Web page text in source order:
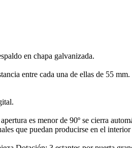
en chapa galvanizada.
entre cada una de ellas de 55 mm.
es menor de 90º se cierra
que puedan producirse en el